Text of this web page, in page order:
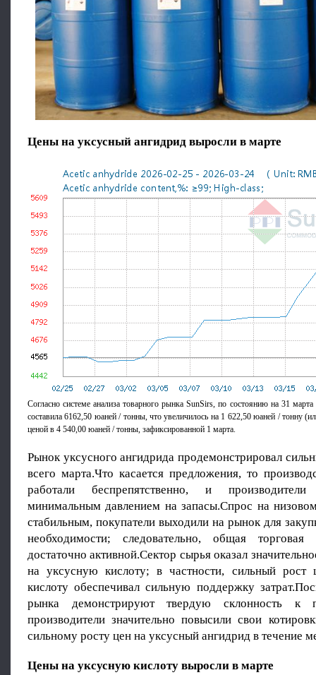
Цены на уксусный ангидрид выросли в марте
Согласно системе анализа товарного рынка SunSirs, по состоянию на 31 марта
составила 6162,50 юаней / тонны, что увеличилось на 1 622,50 юаней / тонну
ценой в 4 540,00 юаней / тонны, зафиксированной 1 марта.
Рынок уксусного ангидрида продемонстрировал
всего марта.Что касается предложения, то
работали беспрепятственно, и
минимальным давлением на запасы.Спрос на
стабильным, покупатели выходили на рынок для
необходимости; следовательно, общая
достаточно активной.Сектор сырья оказал
на уксусную кислоту; в частности, сильный рост
кислоту обеспечивал сильную поддержку
рынка демонстрируют твердую склонность к
производители значительно повысили свои
сильному росту цен на уксусный ангидрид в течение
Цены на уксусную кислоту выросли в марте